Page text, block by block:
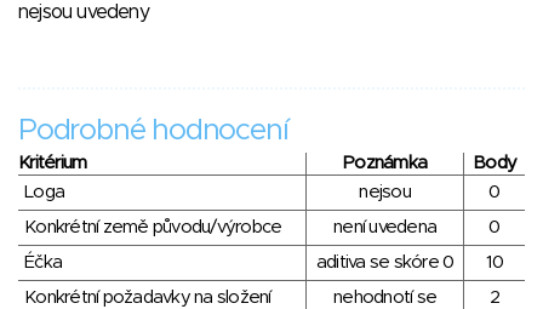
nejsou uvedeny
Podrobné hodnocení
Kritérium Poznámka
Body
Loga
nejsou
0
Konkrétní země původu/výrobce
není uvedena
0
Éčka
aditiva se skóre 0
10
Konkrétní požadavky na složení
nehodnotí se
2